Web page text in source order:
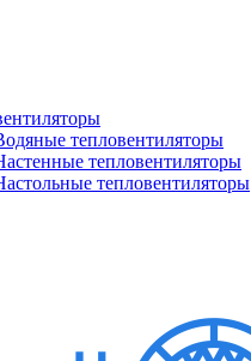
тепловентиляторы
тепловентиляторы
тепловентиляторы